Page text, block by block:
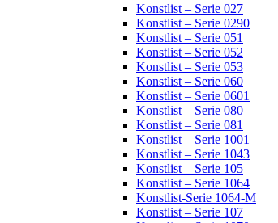
Konstlist – Serie 027
Konstlist – Serie 0290
Konstlist – Serie 051
Konstlist – Serie 052
Konstlist – Serie 053
Konstlist – Serie 060
Konstlist – Serie 0601
Konstlist – Serie 080
Konstlist – Serie 081
Konstlist – Serie 1001
Konstlist – Serie 1043
Konstlist – Serie 105
Konstlist – Serie 1064
Konstlist-Serie 1064-M
Konstlist – Serie 107